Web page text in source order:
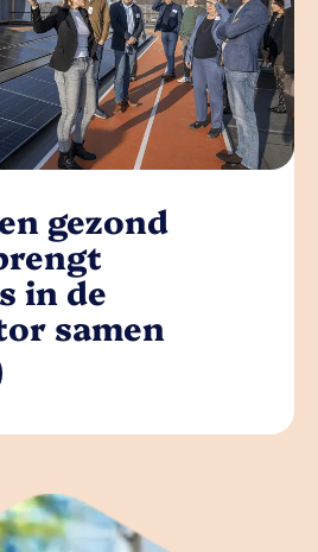
gezond
in de
samen